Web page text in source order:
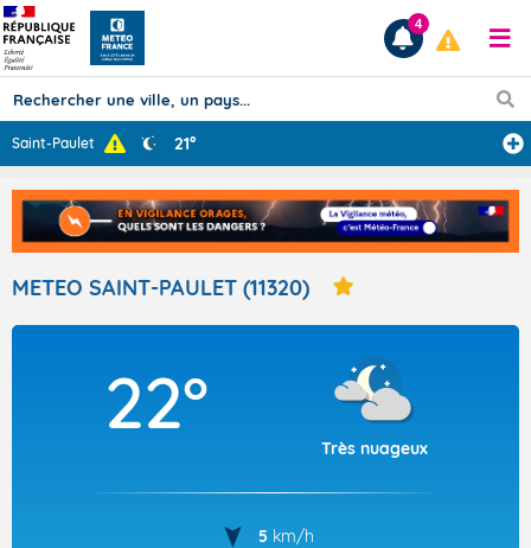
Prévisions
TOUS LES RÉSULTATS
Articles
4
Saint-Paulet 21°
METEO SAINT-PAULET (11320)
22°
Très nuageux
5 km/h